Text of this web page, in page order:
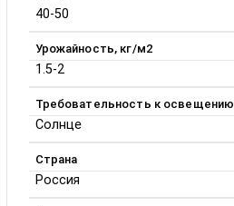
40-50
Урожайность, кг/м2
1.5-2
Требовательность к освещению
Солнце
Страна
Россия